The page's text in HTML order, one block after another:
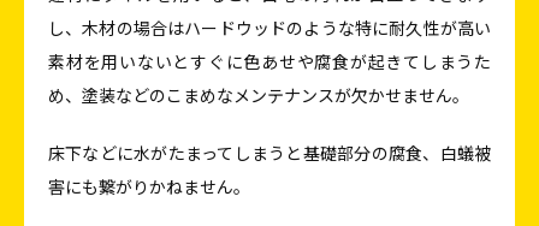
し、木材の場合はハードウッドのような特に耐久性が高い
素材を用いないとすぐに色あせや腐食が起きてしまうた
め、塗装などのこまめなメンテナンスが欠かせません。
床下などに水がたまってしまうと基礎部分の腐食、白蟻被
害にも繋がりかねません。